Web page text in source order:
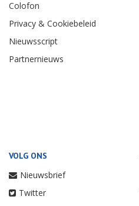
Colofon
Privacy & Cookiebeleid
Nieuwsscript
Partnernieuws
VOLG ONS
Nieuwsbrief
Twitter